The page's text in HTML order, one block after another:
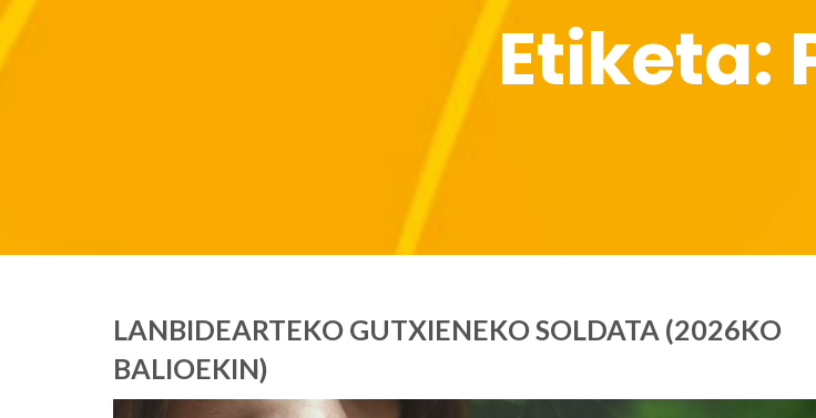
Etiketa:
LANBIDEARTEKO GUTXIENEKO SOLDATA (2026KO
BALIOEKIN)